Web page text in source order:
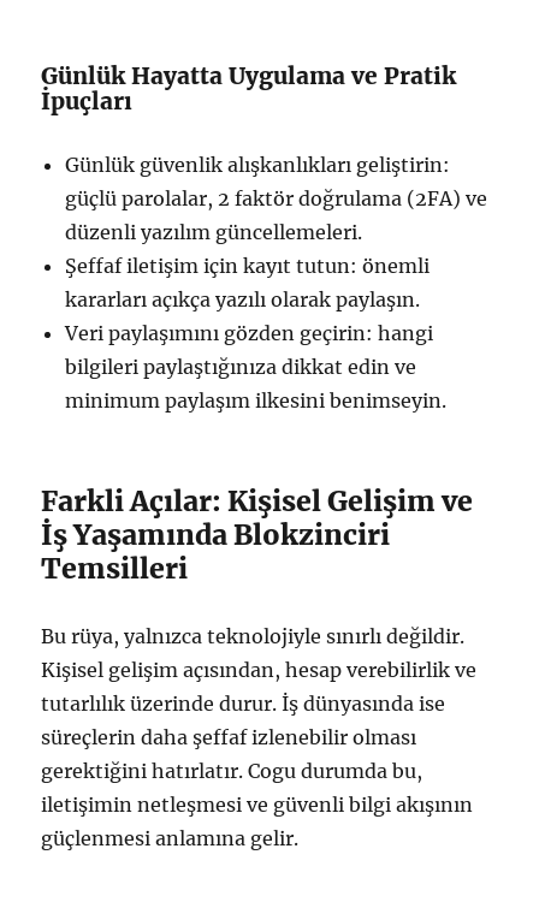
Günlük Hayatta Uygulama ve Pratik
İpuçları
Günlük güvenlik alışkanlıkları geliştirin:
güçlü parolalar, 2 faktör doğrulama (2FA) ve
düzenli yazılım güncellemeleri.
Şeffaf iletişim için kayıt tutun: önemli
kararları açıkça yazılı olarak paylaşın.
Veri paylaşımını gözden geçirin: hangi
bilgileri paylaştığınıza dikkat edin ve
minimum paylaşım ilkesini benimseyin.
Farkli Açılar: Kişisel Gelişim ve
İş Yaşamında Blokzinciri
Temsilleri
Bu rüya, yalnızca teknolojiyle sınırlı değildir.
Kişisel gelişim açısından, hesap verebilirlik ve
tutarlılık üzerinde durur. İş dünyasında ise
süreçlerin daha şeffaf izlenebilir olması
gerektiğini hatırlatır. Cogu durumda bu,
iletişimin netleşmesi ve güvenli bilgi akışının
güçlenmesi anlamına gelir.